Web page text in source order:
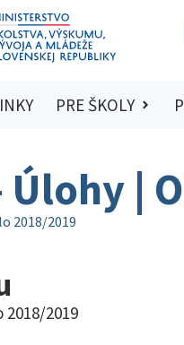
PRE ŠKOLY
Úlohy |
2018/2019
2019